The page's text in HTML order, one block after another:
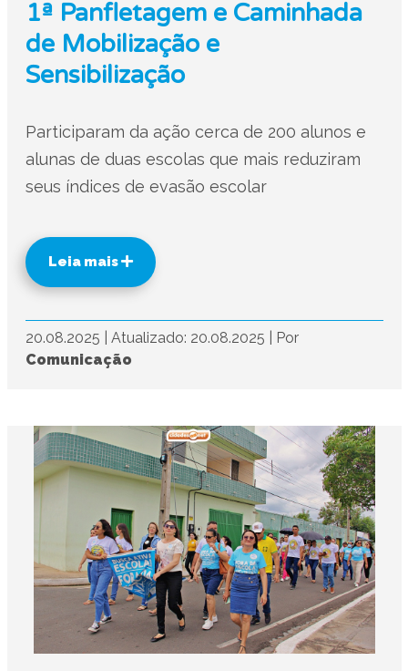
1ª Panfletagem e Caminhada
de Mobilização e
Sensibilização
Participaram da ação cerca de 200 alunos e
alunas de duas escolas que mais reduziram
seus índices de evasão escolar
Leia mais
20.08.2025 Atualizado: 20.08.2025
Por
Comunicação